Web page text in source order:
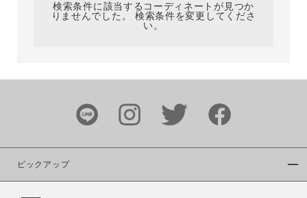
ブランド
検索条件に該当するコーディネートが見つか
りませんでした。 検索条件を変更してくださ
い。
ピックアップ